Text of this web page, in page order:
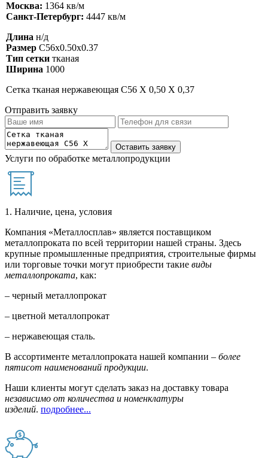
Москва: 1364 кв/м
Санкт-Петербург: 4447 кв/м
Длина н/д
Размер С56х0.50х0.37
Тип сетки тканая
Ширина 1000
Сетка тканая нержавеющая С56 Х 0,50 Х 0,37
Отправить заявку
Услуги по обработке металлопродукции
1. Наличие, цена, условия
Компания «Металлосплав» является поставщиком
металлопроката по всей территории нашей страны. Здесь
крупные промышленные предприятия, строительные фирмы
или торговые точки могут приобрести такие виды
металлопроката, как:
– черный металлопрокат
– цветной металлопрокат
– нержавеющая сталь.
В ассортименте металлопроката нашей компании – более
пятисот наименований продукции.
Наши клиенты могут сделать заказ на доставку товара
независимо от количества и номенклатуры
изделий. подробнее...